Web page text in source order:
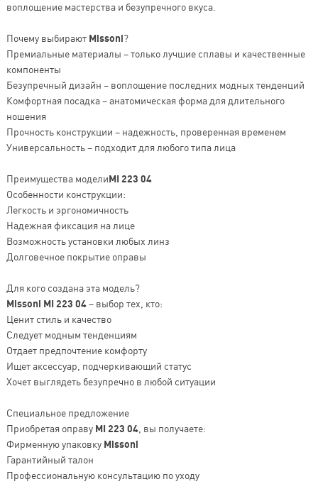
воплощение мастерства и безупречного вкуса.
Почему выбирают Missoni?
Премиальные материалы – только лучшие сплавы и качественные
компоненты
Безупречный дизайн – воплощение последних модных тенденций
Комфортная посадка – анатомическая форма для длительного
ношения
Прочность конструкции – надежность, проверенная временем
Универсальность – подходит для любого типа лица
Преимущества моделиMI 223 04
Особенности конструкции:
Легкость и эргономичность
Надежная фиксация на лице
Возможность установки любых линз
Долговечное покрытие оправы
Для кого создана эта модель?
Missoni MI 223 04– выбор тех, кто:
Ценит стиль и качество
Следует модным тенденциям
Отдает предпочтение комфорту
Ищет аксессуар, подчеркивающий статус
Хочет выглядеть безупречно в любой ситуации
Специальное предложение
Приобретая оправу MI 223 04, вы получаете:
Фирменную упаковку Missoni
Гарантийный талон
Профессиональную консультацию по уходу